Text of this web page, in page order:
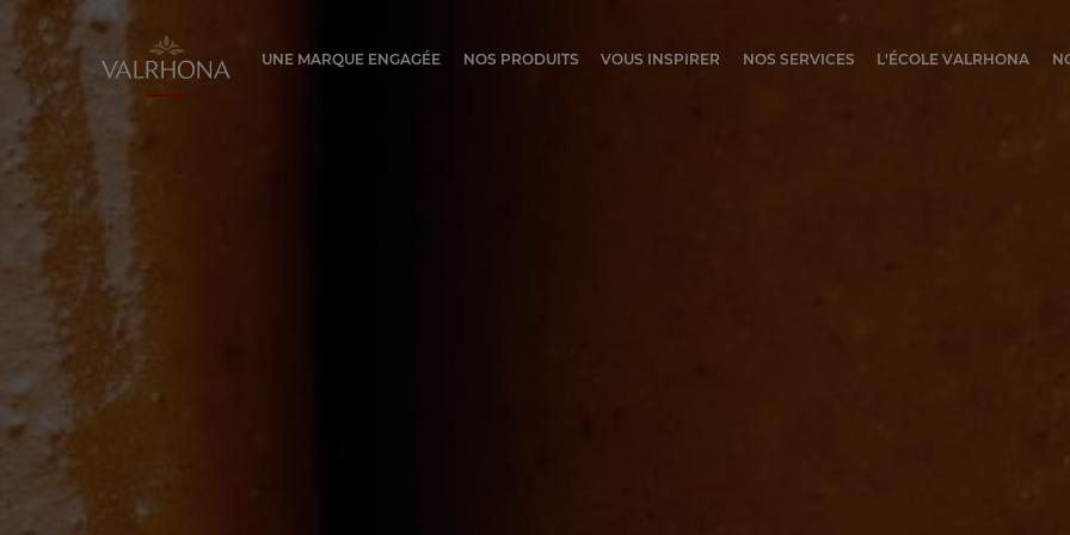
Valrhona - Imaginons le meilleur du chocolat
UNE MARQUE ENGAGÉE NOS PRODUITS VOUS INSPIRER NOS SERVICES L'ÉCOLE VALRHONA